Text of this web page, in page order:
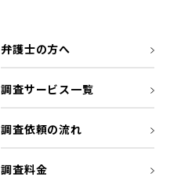
弁護士の方へ
調査サービス一覧
調査依頼の流れ
調査料金